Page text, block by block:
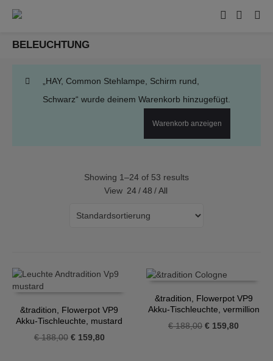
BELEUCHTUNG
„HAY, Common Stehlampe, Schirm rund,
Schwarz“ wurde deinem Warenkorb hinzugefügt.
Warenkorb anzeigen
Showing 1–24 of 53 results
View 24 / 48 / All
&tradition, Flowerpot VP9
Akku-Tischleuchte, mustard
€188,00 Ursprünglicher
€159,80Aktueller
&tradition, Flowerpot VP9
Akku-Tischleuchte, vermillion
red
€188,00 Ursprünglicher
€ 159,80